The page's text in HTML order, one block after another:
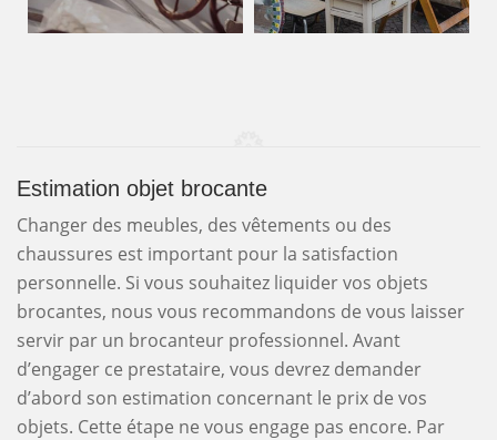
Estimation objet brocante
Changer des meubles, des vêtements ou des
chaussures est important pour la satisfaction
personnelle. Si vous souhaitez liquider vos objets
brocantes, nous vous recommandons de vous laisser
servir par un brocanteur professionnel. Avant
d’engager ce prestataire, vous devrez demander
d’abord son estimation concernant le prix de vos
objets. Cette étape ne vous engage pas encore. Par